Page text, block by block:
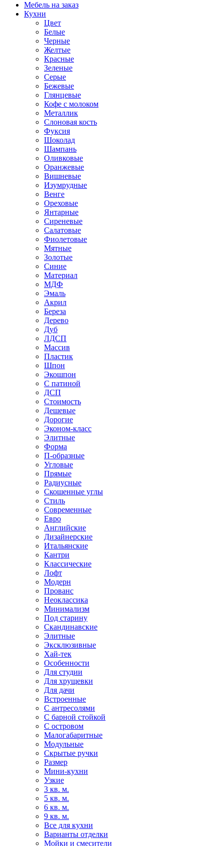
Мебель на заказ
Кухни
Цвет
Белые
Черные
Желтые
Красные
Зеленые
Серые
Бежевые
Глянцевые
Кофе с молоком
Металлик
Слоновая кость
Фуксия
Шоколад
Шампань
Оливковые
Оранжевые
Вишневые
Изумрудные
Венге
Ореховые
Янтарные
Сиреневые
Салатовые
Фиолетовые
Мятные
Золотые
Синие
Материал
МДФ
Эмаль
Акрил
Береза
Дерево
Дуб
ЛДСП
Массив
Пластик
Шпон
Экошпон
С патиной
ДСП
Стоимость
Дешевые
Дорогие
Эконом-класс
Элитные
Форма
П-образные
Угловые
Прямые
Радиусные
Скошенные углы
Стиль
Современные
Евро
Английские
Дизайнерские
Итальянские
Кантри
Классические
Лофт
Модерн
Прованс
Неоклассика
Минимализм
Под старину
Скандинавские
Элитные
Эксклюзивные
Хай-тек
Особенности
Для студии
Для хрущевки
Для дачи
Встроенные
С антресолями
С барной стойкой
С островом
Малогабаритные
Модульные
Скрытые ручки
Размер
Мини-кухни
Узкие
3 кв. м.
5 кв. м.
6 кв. м.
9 кв. м.
Все для кухни
Варианты отделки
Мойки и смесители